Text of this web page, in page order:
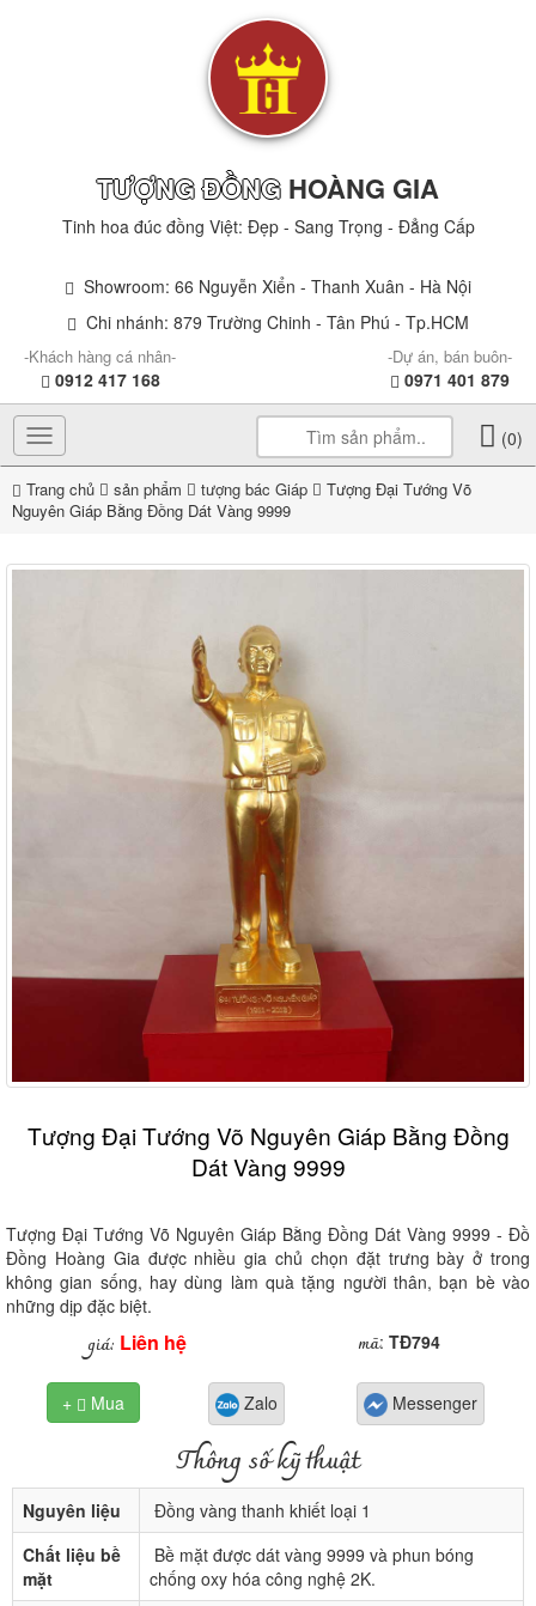
TƯỢNG ĐỒNG HOÀNG GIA
Tinh hoa đúc đồng Việt: Đẹp - Sang Trọng - Đẳng Cấp
Showroom: 66 Nguyễn Xiển - Thanh Xuân - Hà Nội
Chi nhánh: 879 Trường Chinh - Tân Phú - Tp.HCM
-Khách hàng cá nhân-
0912 417 168
-Dự án, bán buôn-
0971 401 879
Toggle
navigation
(0)
Trang chủ sản phẩm tượng bác Giáp
Tượng Đại Tướng Võ
Nguyên Giáp Bằng Đồng Dát Vàng 9999
Tượng Đại Tướng Võ Nguyên Giáp Bằng Đồng
Dát Vàng 9999
Tượng Đại Tướng Võ Nguyên Giáp Bằng Đồng Dát Vàng 9999 - Đồ
Đồng Hoàng Gia được nhiều gia chủ chọn đặt trưng bày ở trong
không gian sống, hay dùng làm quà tặng người thân, bạn bè vào
những dịp đặc biệt.
giá: Liên hệ mã: TĐ794
+  Mua Zalo Messenger
Thông số kỹ thuật
Nguyên liệu
Đồng vàng thanh khiết loại 1
Chất liệu bề
mặt
Bề mặt được dát vàng 9999 và phun bóng
chống oxy hóa công nghệ 2K.